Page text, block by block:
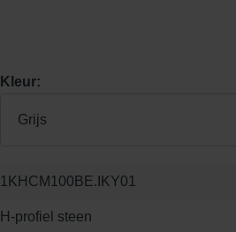
Kleur:
Grijs
1KHCM100BE.IKY01
H-profiel steen